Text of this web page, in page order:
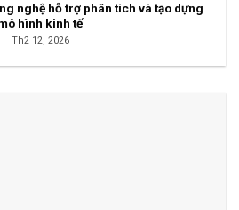
nghệ hỗ trợ phân tích và tạo dựng
hình kinh tế
Th2 12, 2026